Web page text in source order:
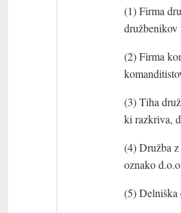
(1) Firma
družbenikov
(2) Firma
(3) Tiha
ki razkriva,
(4) Družba
oznako
(5) Delniška